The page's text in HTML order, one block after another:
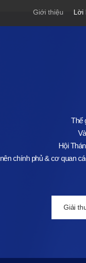
Giới thiệu Lời
Thế
Hội
nên chính phủ & cơ quan
Giải